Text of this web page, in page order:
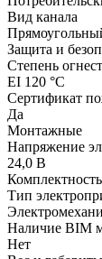
Вид канала
Защита и
Степень
EI 120 °С
Сертификат
Да
Монтажные
Напряжение
24,0 В
Комплектность
Тип
Наличие BIM
Нет